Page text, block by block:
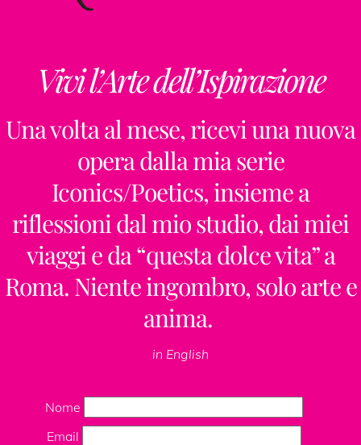
Vivi l’Arte dell’Ispirazione
Una volta al mese, ricevi una nuova
opera dalla mia serie
Iconics/Poetics, insieme a
riflessioni dal mio studio, dai miei
viaggi e da “questa dolce vita” a
Roma. Niente ingombro, solo arte e
anima.
in English
Nome
Email